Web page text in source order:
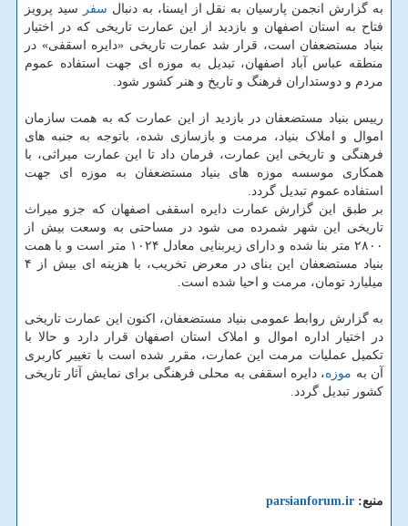
به گزارش انجمن پارسیان به نقل از ایسنا، به دنبال سفر
سید پرویز
فتاح به استان اصفهان و بازدید از این عمارت تاریخی که در اختیار
بنیاد مستضعفان است، قرار شد عمارت تاریخی «دایره اسقفی» در
منطقه عباس آباد اصفهان، تبدیل به موزه ای جهت استفاده عموم
مردم و دوستداران فرهنگ و تاریخ و هنر کشور شود.
رییس بنیاد مستضعفان در بازدید از این عمارت که به همت سازمان
اموال و املاک بنیاد، مرمت و بازسازی شده، باتوجه به جنبه های
فرهنگی و تاریخی این عمارت، فرمان داد تا این عمارت میراثی، با
همکاری موسسه موزه های بنیاد مستضعفان به موزه ای جهت
استفاده عموم تبدیل گردد.
بر طبق این گزارش عمارت دایره اسقفی اصفهان که جزو میراث
تاریخی این شهر شمرده می شود در مساحتی به وسعت بیش از
۲۸۰۰ متر بنا شده و دارای زیربنایی معادل ۱۰۲۴ متر است و با همت
بنیاد مستضعفان این بنای در معرض تخریب، با هزینه ای بیش از ۴
میلیارد تومان، مرمت و احیا شده است.
به گزارش روابط عمومی بنیاد مستضعفان، اکنون این عمارت تاریخی
در اختیار اداره اموال و املاک استان اصفهان قرار دارد و حالا با
تکمیل عملیات مرمت این عمارت، مقرر شده است با تغییر کاربری
آن به موزه، دایره اسقفی به محلی فرهنگی برای نمایش آثار تاریخی
کشور تبدیل گردد.
منبع: parsianforum.ir